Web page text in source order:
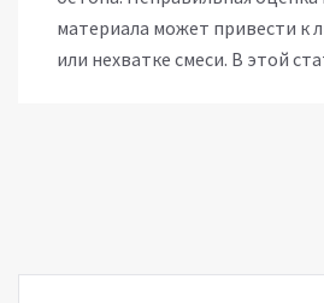
материала может привести к
или нехватке смеси. В этой